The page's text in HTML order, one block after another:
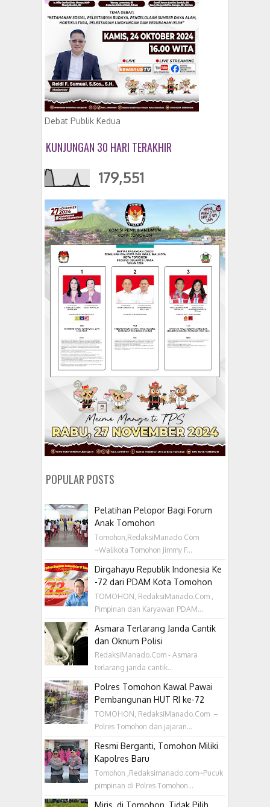
Debat Publik Kedua
KUNJUNGAN 30 HARI TERAKHIR
179,551
POPULAR POSTS
Pelatihan Pelopor Bagi Forum
Anak Tomohon
Tomohon,RedaksiManado.Com
~Walikota Tomohon Jimmy F...
Dirgahayu Republik Indonesia Ke
-72 dari PDAM Kota Tomohon
TOMOHON, RedaksiManado.Com ,
Pimpinan dan Karyawan PDAM...
Asmara Terlarang Janda Cantik
dan Oknum Polisi
RedaksiManado.Com - Asmara
terlarang janda cantik...
Polres Tomohon Kawal Pawai
Pembangunan HUT RI ke-72
TOMOHON, RedaksiManado.Com –
Polres Tomohon dan jajaran...
Resmi Berganti, Tomohon Miliki
Kapolres Baru
Tomohon ,Redaksimanado.com~Pucuk
pimpinan di Polres Tomohon...
Miris, di Tomohon, Tidak Pilih